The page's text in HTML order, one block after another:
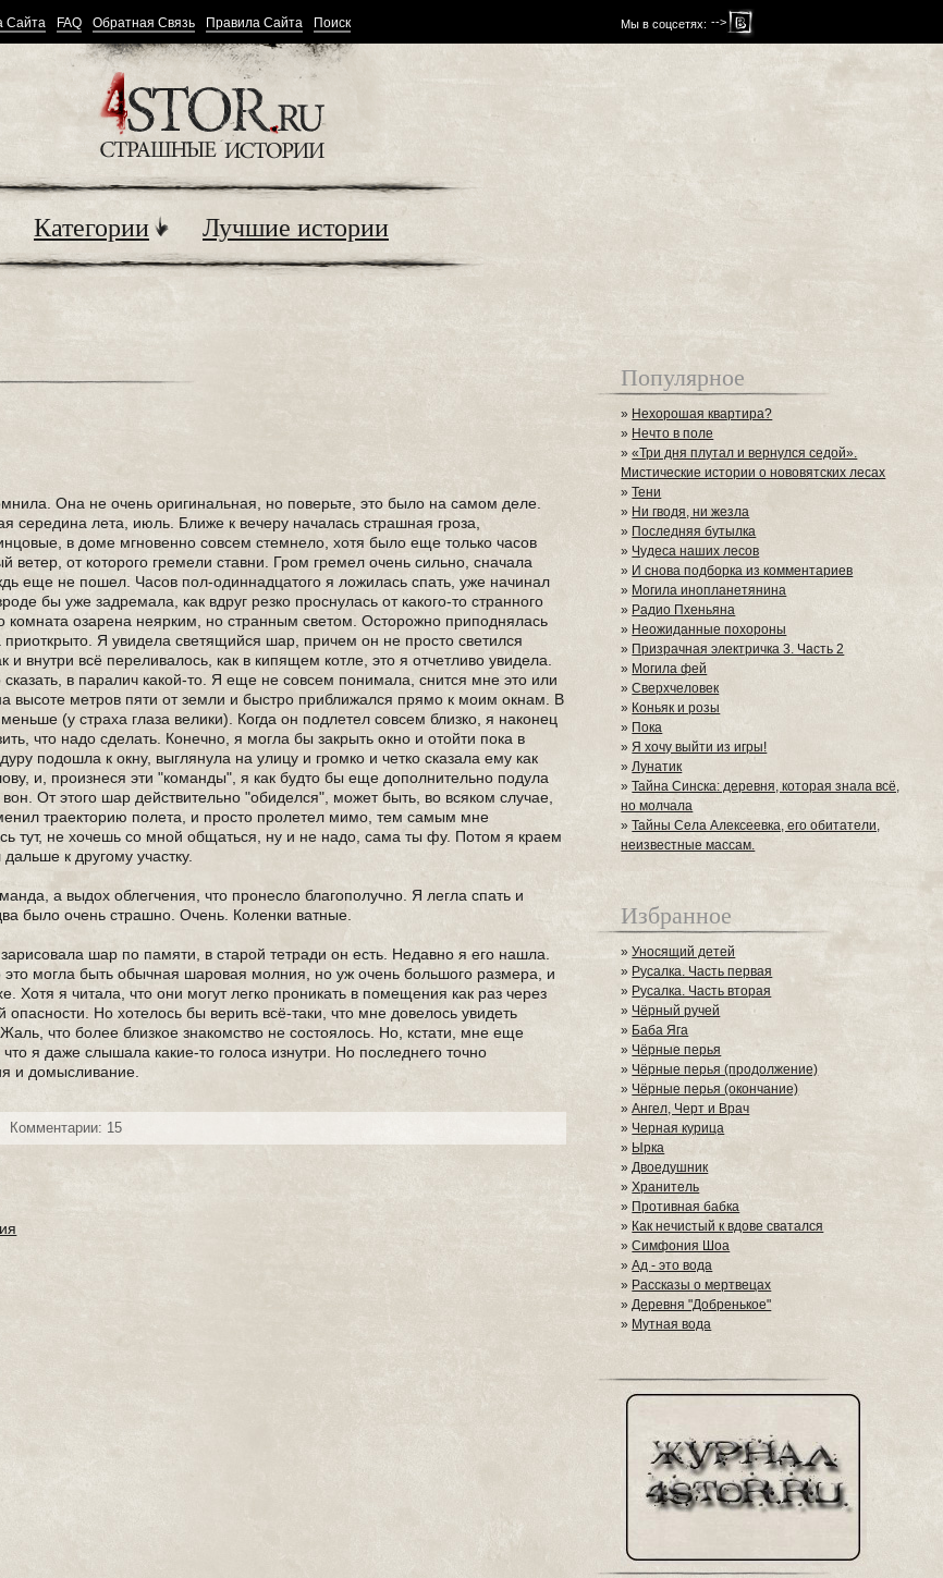
Мы в соцсетях: -->
Сайта FAQ Обратная Связь Правила Сайта Поиск
Категории Лучшие истории
Она не очень оригинальная, но поверьте, это было на самом деле.
лета, июль. Ближе к вечеру началась страшная гроза,
в доме мгновенно совсем стемнело, хотя было еще только часов
от которого гремели ставни. Гром гремел очень сильно, сначала
еще не пошел. Часов пол-одиннадцатого я ложилась спать, уже начинал
бы уже задремала, как вдруг резко проснулась от какого-то странного
комната озарена неярким, но странным светом. Осторожно приподнялась
приоткрыто. Я увидела светящийся шар, причем он не просто светился
внутри всё переливалось, как в кипящем котле, это я отчетливо увидела.
в паралич какой-то. Я еще не совсем понимала, снится мне это или
высоте метров пяти от земли и быстро приближался прямо к моим окнам. В
(у страха глаза велики). Когда он подлетел совсем близко, я наконец
что надо сделать. Конечно, я могла бы закрыть окно и отойти пока в
подошла к окну, выглянула на улицу и громко и четко сказала ему как
и, произнеся эти "команды", я как будто бы еще дополнительно подула
От этого шар действительно "обиделся", может быть, во всяком случае,
траекторию полета, и просто пролетел мимо, тем самым мне
тут, не хочешь со мной общаться, ну и не надо, сама ты фу. Потом я краем
к другому участку.
а выдох облегчения, что пронесло благополучно. Я легла спать и
было очень страшно. Очень. Коленки ватные.
шар по памяти, в старой тетради он есть. Недавно я его нашла.
могла быть обычная шаровая молния, но уж очень большого размера, и
Хотя я читала, что они могут легко проникать в помещения как раз через
Но хотелось бы верить всё-таки, что мне довелось увидеть
что более близкое знакомство не состоялось. Но, кстати, мне еще
я даже слышала какие-то голоса изнутри. Но последнего точно
и домысливание.
Комментарии: 15
Популярное
» Нехорошая квартира?
» Нечто в поле
»«Три дня плутал и вернулся седой».
Мистические истории о нововятских лесах
»Тени
» Ни гводя, ни жезла
» Последняя бутылка
» Чудеса наших лесов
» И снова подборка из комментариев
» Могила инопланетянина
» Радио Пхеньяна
» Неожиданные похороны
» Призрачная электричка 3. Часть 2
» Могила фей
»Сверхчеловек
» Коньяк и розы
» Пока
»Я хочу выйти из игры!
»Лунатик
»Тайна Синска: деревня, которая знала всё,
но молчала
»Тайны Села Алексеевка, его обитатели,
неизвестные массам.
Избранное
»Уносящий детей
» Русалка. Часть первая
» Русалка. Часть вторая
» Чёрный ручей
» Баба Яга
»Чёрные перья
» Чёрные перья (продолжение)
» Чёрные перья (окончание)
»Ангел, Черт и Врач
» Черная курица
» Ырка
»Двоедушник
»Хранитель
» Противная бабка
» Как нечистый к вдове сватался
»Симфония Шоа
»Ад - это вода
» Рассказы о мертвецах
»Деревня "Добренькое"
» Мутная вода